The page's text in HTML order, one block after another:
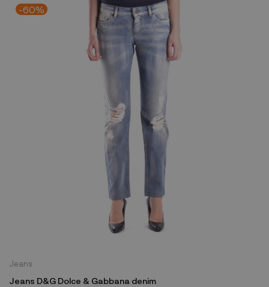
-60%
Jeans
Jeans D&G Dolce & Gabbana denim